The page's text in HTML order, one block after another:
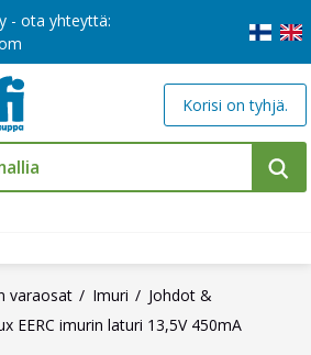
- ota yhteyttä:
Korisi on tyhjä.
varaosat Imuri
Johdot &
EERC imurin laturi 13,5V 450mA